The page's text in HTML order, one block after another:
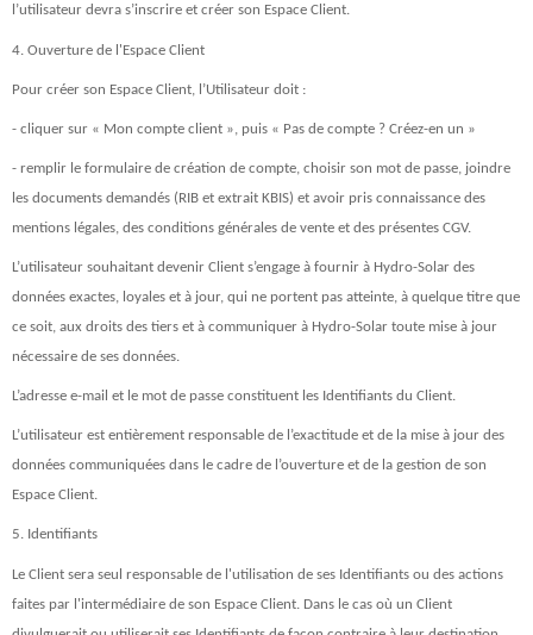
l’utilisateur devra s’inscrire et créer son Espace Client.
4. Ouverture de l'Espace Client
Pour créer son Espace Client, l’Utilisateur doit :
- cliquer sur « Mon compte client », puis « Pas de compte ? Créez-en un »
- remplir le formulaire de création de compte, choisir son mot de passe, joindre
les documents demandés (RIB et extrait KBIS) et avoir pris connaissance des
mentions légales, des conditions générales de vente et des présentes CGV.
L’utilisateur souhaitant devenir Client s’engage à fournir à Hydro-Solar des
données exactes, loyales et à jour, qui ne portent pas atteinte, à quelque titre que
ce soit, aux droits des tiers et à communiquer à Hydro-Solar toute mise à jour
nécessaire de ses données.
L’adresse e-mail et le mot de passe constituent les Identifiants du Client.
L’utilisateur est entièrement responsable de l’exactitude et de la mise à jour des
données communiquées dans le cadre de l’ouverture et de la gestion de son
Espace Client.
5. Identifiants
Le Client sera seul responsable de l'utilisation de ses Identifiants ou des actions
faites par l'intermédiaire de son Espace Client. Dans le cas où un Client